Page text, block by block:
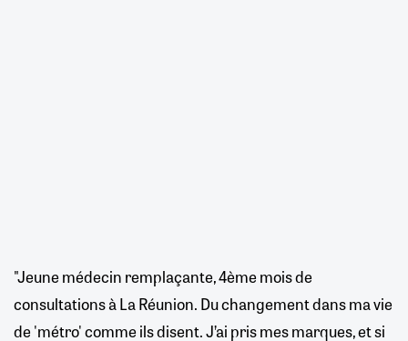
"Jeune médecin remplaçante, 4ème mois de
consultations à La Réunion. Du changement dans ma vie
de 'métro' comme ils disent. J’ai pris mes marques, et si